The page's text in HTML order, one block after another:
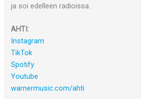
ja soi edelleen radioissa.
AHTI:
Instagram
TikTok
Spotify
Youtube
warnermusic.com/ahti